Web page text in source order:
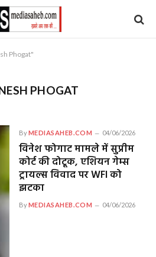
Phogat"
PHOGAT
ByMEDIASAHEB.COM 04/06/2026
विनेश फोगाट मामले में सुप्रीम
कोर्ट की दोटूक, एशियन गेम्स
ट्रायल्स विवाद पर WFI को
झटका
ByMEDIASAHEB.COM 04/06/2026